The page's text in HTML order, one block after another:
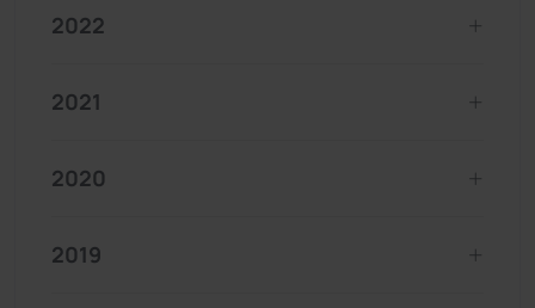
2022
2021
2020
2019